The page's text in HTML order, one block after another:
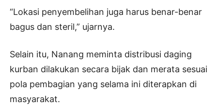
“Lokasi penyembelihan juga harus benar-benar
bagus dan steril,” ujarnya.
Selain itu, Nanang meminta distribusi daging
kurban dilakukan secara bijak dan merata sesuai
pola pembagian yang selama ini diterapkan di
masyarakat.